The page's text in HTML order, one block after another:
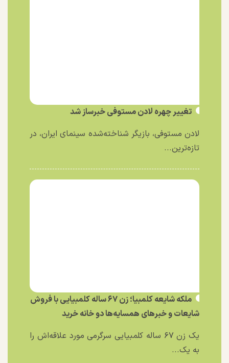
تغییر چهره لادن مستوفی خبرساز شد
لادن مستوفی، بازیگر شناخته‌شده سینمای ایران، در
تازه‌ترین...
ملکه شایعه کلمبیا؛ زن ۶۷ ساله کلمبیایی با فروش
شایعات و خبر‌های همسایه‌ها دو خانه خرید
یک زن ۶۷ ساله کلمبیایی سرگرمی مورد علاقه‌اش را
به یک...